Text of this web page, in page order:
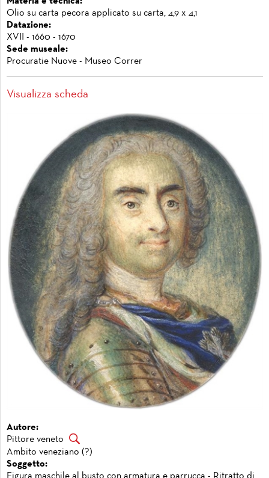
Olio su carta pecora applicato su carta, 4,9 x 4,1
Datazione:
XVII - 1660 - 1670
Sede museale:
Procuratie Nuove - Museo Correr
Visualizza scheda
Autore:
Pittore veneto
Ambito veneziano (?)
Soggetto:
Figura maschile al busto con armatura e parrucca - Ritratto di